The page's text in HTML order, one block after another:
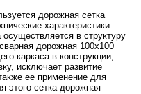
дорожная сетка
характеристики
в структуру
дорожная 100х100
каркаса в конструкции,
исключает развитие
ее применение для
этого сетка дорожная